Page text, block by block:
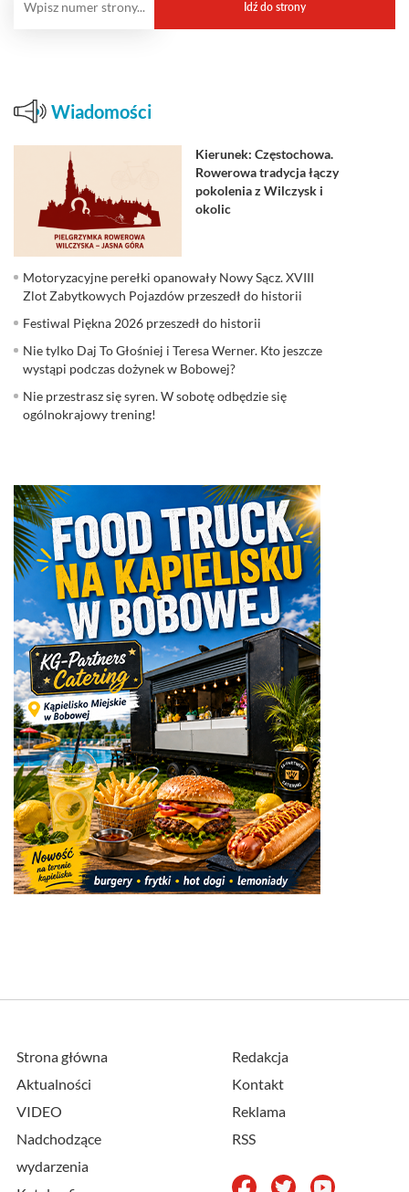
Wiadomości
Kierunek: Częstochowa.
Rowerowa tradycja łączy
pokolenia z Wilczysk i
okolic
Motoryzacyjne perełki opanowały Nowy Sącz. XVIII
Zlot Zabytkowych Pojazdów przeszedł do historii
Festiwal Piękna 2026 przeszedł do historii
Nie tylko Daj To Głośniej i Teresa Werner. Kto jeszcze
wystąpi podczas dożynek w Bobowej?
Nie przestrasz się syren. W sobotę odbędzie się
ogólnokrajowy trening!
Strona główna
Aktualności
VIDEO
Nadchodzące
wydarzenia
Redakcja
Kontakt
Reklama
RSS